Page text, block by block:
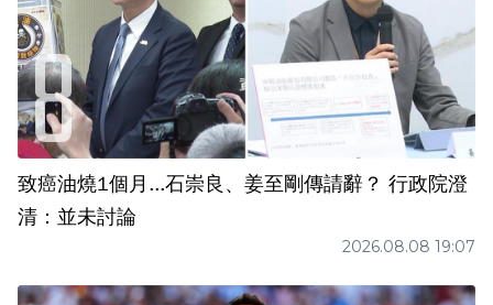
致癌油燒1個月...石崇良、姜至剛傳請辭？ 行政院澄
清：並未討論
2026.08.08 19:07